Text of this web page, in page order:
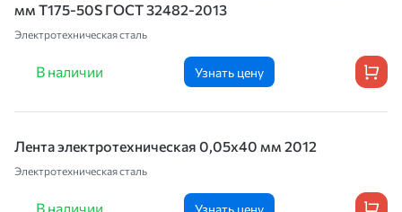
мм T175-50S ГОСТ 32482-2013
Электротехническая сталь
В наличии Узнать цену
Лента электротехническая 0,05х40 мм 2012
Электротехническая сталь
В наличии Узнать цену